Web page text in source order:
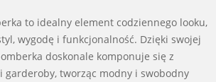
to idealny element codziennego looku,
wygodę i funkcjonalność. Dzięki swojej
doskonale komponuje się z
garderoby, tworząc modny i swobodny